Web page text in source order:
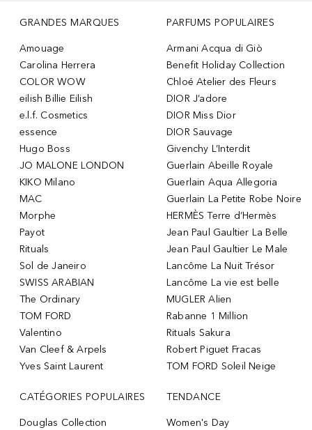
GRANDES MARQUES
Amouage
Carolina Herrera
COLOR WOW
eilish Billie Eilish
e.l.f. Cosmetics
essence
Hugo Boss
JO MALONE LONDON
KIKO Milano
MAC
Morphe
Payot
Rituals
Sol de Janeiro
SWISS ARABIAN
The Ordinary
TOM FORD
Valentino
Van Cleef & Arpels
Yves Saint Laurent
PARFUMS POPULAIRES
Armani Acqua di Giò
Benefit Holiday Collection
Chloé Atelier des Fleurs
DIOR J’adore
DIOR Miss Dior
DIOR Sauvage
Givenchy L’Interdit
Guerlain Abeille Royale
Guerlain Aqua Allegoria
Guerlain La Petite Robe Noire
HERMÈS Terre d’Hermès
Jean Paul Gaultier La Belle
Jean Paul Gaultier Le Male
Lancôme La Nuit Trésor
Lancôme La vie est belle
MUGLER Alien
Rabanne 1 Million
Rituals Sakura
Robert Piguet Fracas
TOM FORD Soleil Neige
CATÉGORIES POPULAIRES
Douglas Collection
TENDANCE
Women's Day